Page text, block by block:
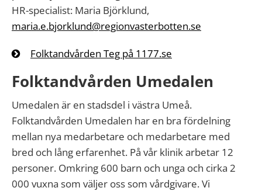
HR-specialist: Maria Björklund,
maria.e.bjorklund@regionvasterbotten.se
Folktandvården Teg på 1177.se
Folktandvården Umedalen
Umedalen är en stadsdel i västra Umeå.
Folktandvården Umedalen har en bra fördelning
mellan nya medarbetare och medarbetare med
bred och lång erfarenhet. På vår klinik arbetar 12
personer. Omkring 600 barn och unga och cirka 2
000 vuxna som väljer oss som vårdgivare. Vi